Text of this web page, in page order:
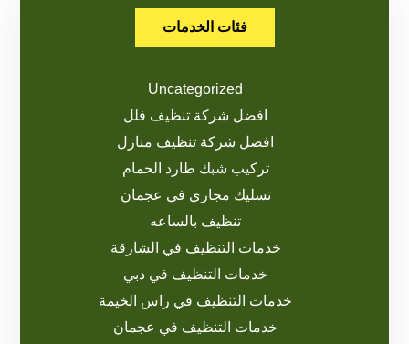
فئات الخدمات
Uncategorized
افضل شركة تنظيف فلل
افضل شركة تنظيف منازل
تركيب شبك طارد الحمام
تسليك مجاري في عجمان
تنظيف بالساعه
خدمات التنظيف في الشارقة
خدمات التنظيف في دبي
خدمات التنظيف في راس الخيمة
خدمات التنظيف في عجمان